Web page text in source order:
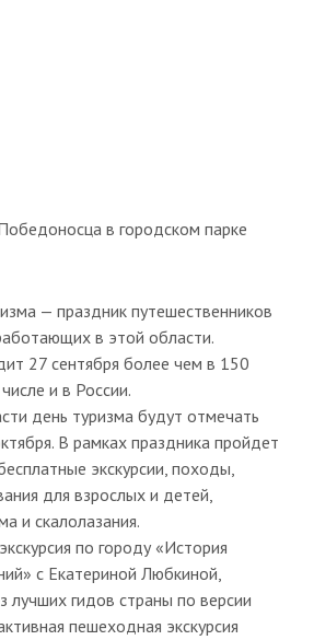
— праздник путешественников
в этой области.
27 сентября более чем в 150
и в России.
день туризма будут отмечать
В рамках праздника пройдет
экскурсии, походы,
для взрослых и детей,
и скалолазания.
по городу «История
с Екатериной Любкиной,
лучших гидов страны по версии
пешеходная экскурсия
в городском парке